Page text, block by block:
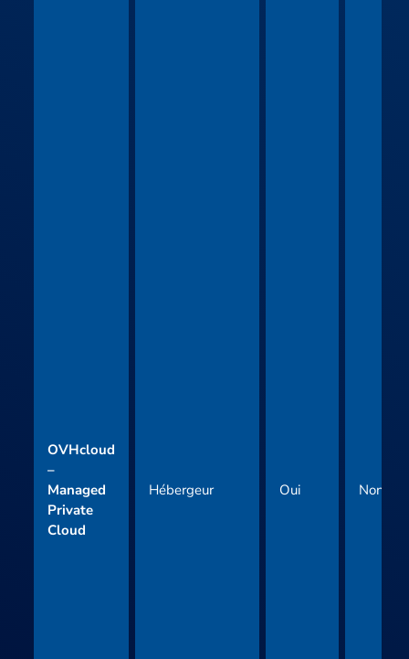
OVHcloud
–
Managed
Private
Cloud
Hébergeur Oui Non